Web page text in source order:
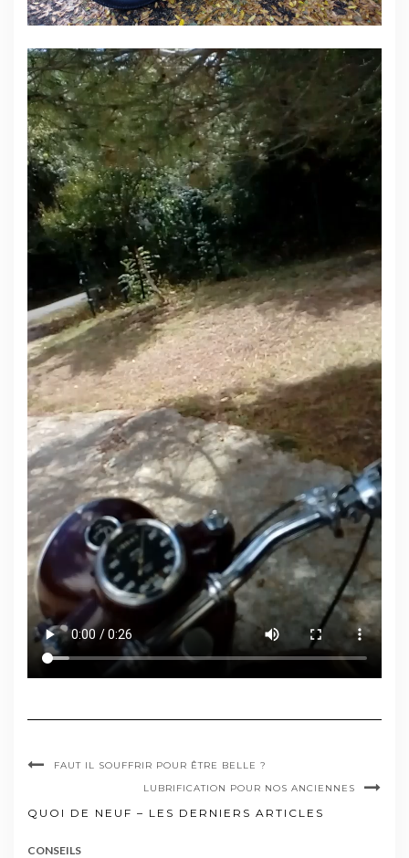
FAUT IL SOUFFRIR POUR ÊTRE BELLE ?
LUBRIFICATION POUR NOS ANCIENNES
QUOI DE NEUF – LES DERNIERS ARTICLES
CONSEILS